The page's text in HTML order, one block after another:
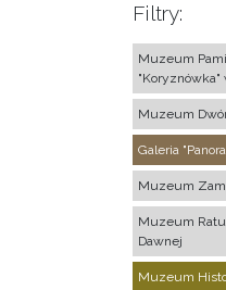
Filtry:
Muzeum
Muzeum
Galeria
Muzeum
Muzeum
Dawnej
Muzeum